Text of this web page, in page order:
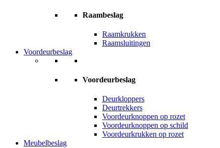
Raambeslag
Raamkrukken
Raamsluitingen
Voordeurbeslag
Voordeurbeslag
Deurkloppers
Deurtrekkers
Voordeurknoppen op rozet
Voordeurknoppen op schild
Voordeurkrukken op rozet
Meubelbeslag